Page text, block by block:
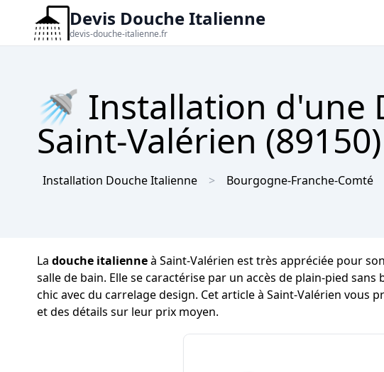
Devis Douche Italienne
devis-douche-italienne.fr
🚿 Installation d'une
Saint-Valérien
Installation Douche Italienne Bourgogne-Franche-Comté
La douche italienneà Saint-Valérien est très appréciée pour
salle de bain. Elle se caractérise par un accès de plain-pied
chic avec du carrelage design. Cet article à Saint-Valérien
et des détails sur leur prix moyen.